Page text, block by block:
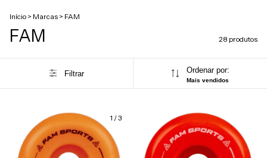
Início > Marcas > FAM
FAM 28 produtos
Filtrar Ordenar por:
Mais vendidos
1 /3